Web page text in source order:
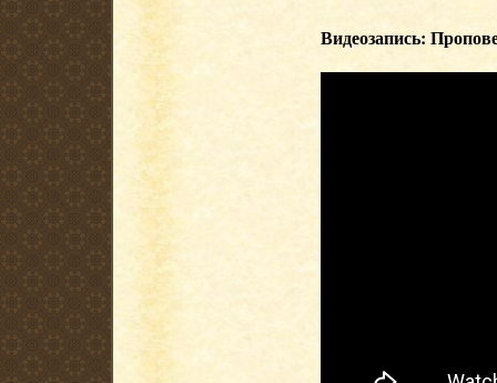
Видеозапись: